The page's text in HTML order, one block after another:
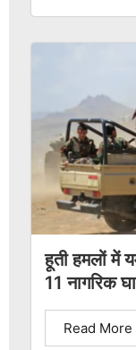
हूती हमलों में
11 नागरिक
Read More